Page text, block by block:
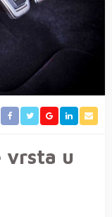
vrsta u